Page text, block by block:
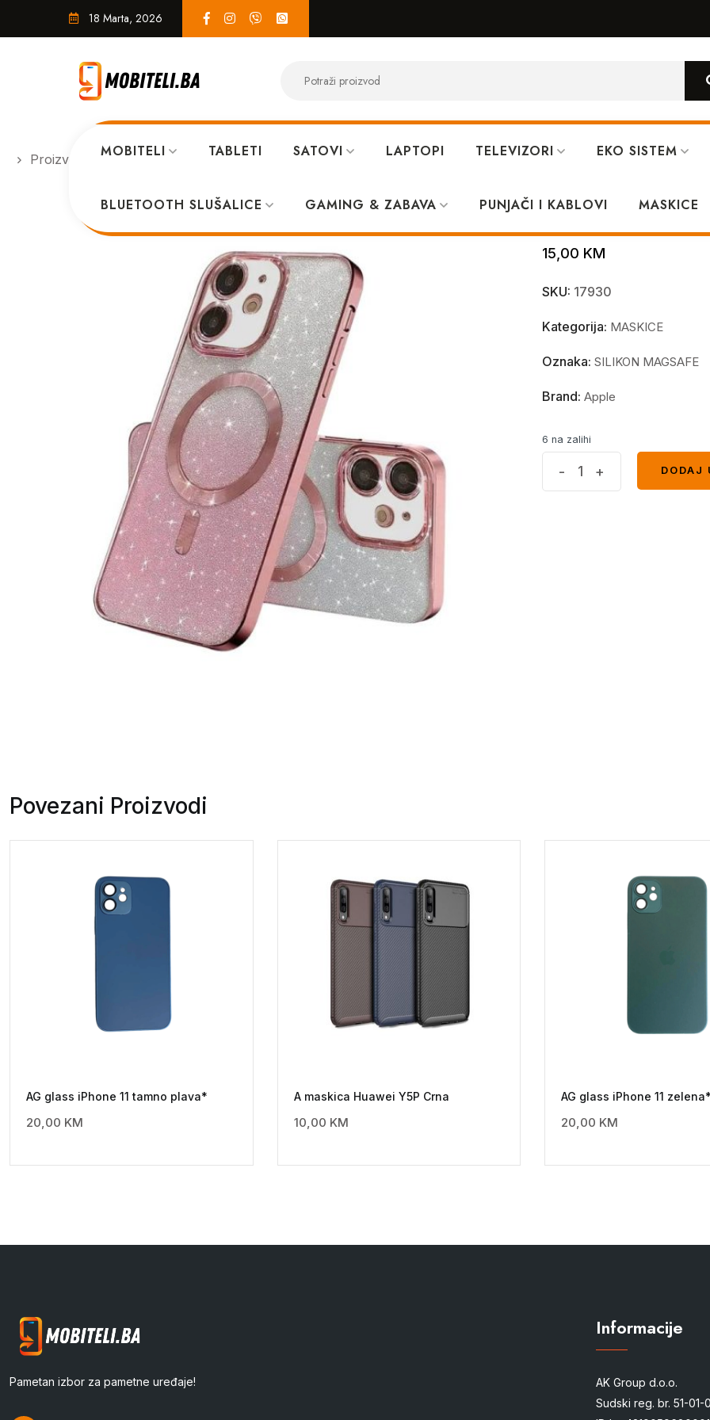
18 Marta, 2026
MOBITELI TABLETI SATOVI LAPTOPI TELEVIZORI EKO SISTEM
BLUETOOTH SLUŠALICE GAMING & ZABAVA PUNJAČI I KABLOVI MASKICE
Proizvodi MASKICE MagSafe glitter maskica iPhone 12 Pink
MagSafe
15,00 KM
SKU: 17930
Kategorija: MASKICE
Oznaka: SILIKON MAGSAFE
Brand: Apple
6 na zalihi
- +
DODAJ
Povezani Proizvodi
AG glass iPhone 11 tamno plava*
20,00 KM
A maskica Huawei Y5P Crna
10,00 KM
AG glass iPhone 11 zelena*
20,00 KM
Pametan izbor za pametne uređaje!
Informacije
AK Group d.o.o.
Sudski reg. br. 51-01-